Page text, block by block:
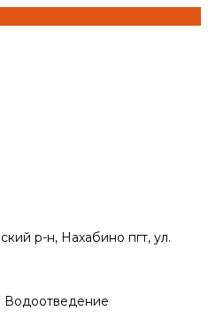
р-н, Нахабино пгт, ул.